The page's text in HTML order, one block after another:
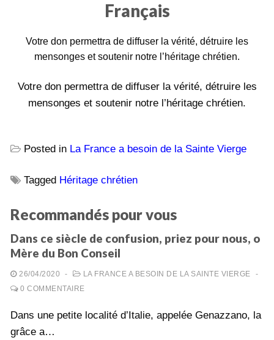
Français
Votre don permettra de diffuser la vérité, détruire les
mensonges et soutenir notre l’héritage chrétien.
Votre don permettra de diffuser la vérité, détruire les
mensonges et soutenir notre l’héritage chrétien.
Posted in La France a besoin de la Sainte Vierge
Tagged Héritage chrétien
Recommandés pour vous
Dans ce siècle de confusion, priez pour nous, o
Mère du Bon Conseil
26/04/2020 - LA FRANCE A BESOIN DE LA SAINTE VIERGE
-
0 COMMENTAIRE
Dans une petite localité d’Italie, appelée Genazzano, la
grâce a…